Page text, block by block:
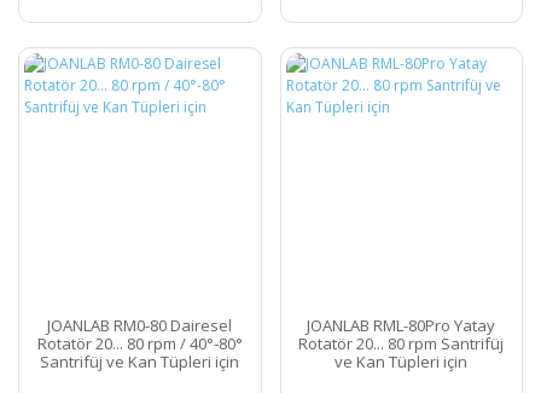
JOANLAB RM0-80 Dairesel
Rotatör 20... 80 rpm / 40°-80°
Santrifüj ve Kan Tüpleri için
JOANLAB RML-80Pro Yatay
Rotatör 20... 80 rpm Santrifüj
ve Kan Tüpleri için